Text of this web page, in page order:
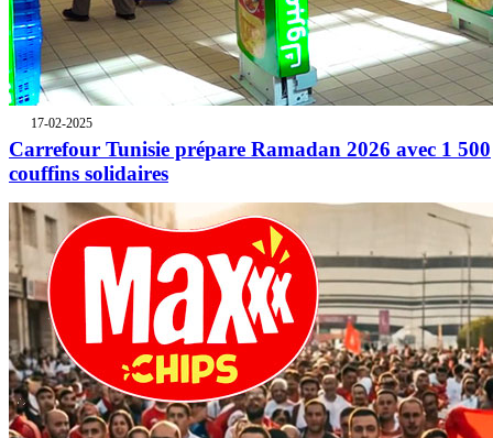
17-02-2025
Carrefour Tunisie prépare Ramadan 2026 avec 1 500
couffins solidaires